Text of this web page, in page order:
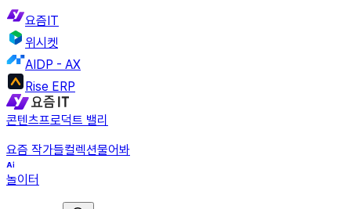
요즘IT
위시켓
AIDP - AX
Rise ERP
콘텐츠프로덕트 밸리
요즘 작가들컬렉션물어봐
놀이터